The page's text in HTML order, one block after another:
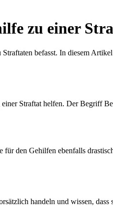
zu einer
befasst. In diesem
Straftat helfen. Der Begriff
den Gehilfen ebenfalls
handeln und wissen,